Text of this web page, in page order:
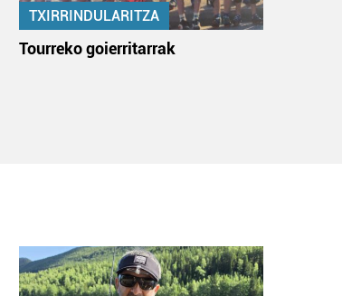
TXIRRINDULARITZA
Tourreko goierritarrak